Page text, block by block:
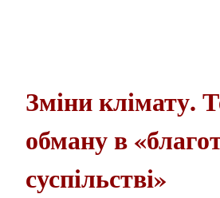
Зміни клімату.
обману в
суспільстві»